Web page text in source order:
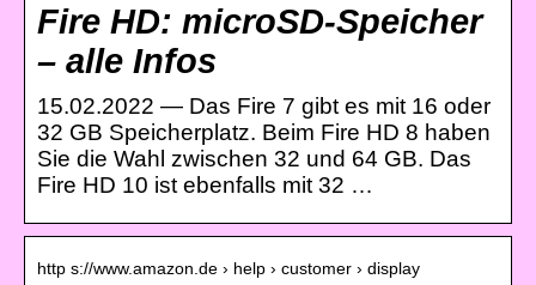
Fire HD: microSD-Speicher
– alle Infos
15.02.2022 — Das Fire 7 gibt es mit 16 oder
32 GB Speicherplatz. Beim Fire HD 8 haben
Sie die Wahl zwischen 32 und 64 GB. Das
Fire HD 10 ist ebenfalls mit 32 …
http s://www.amazon.de › help › customer › display